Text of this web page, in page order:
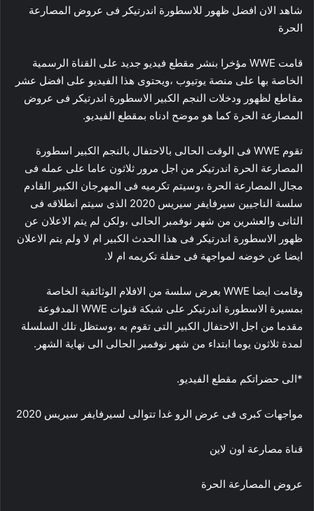
شاهد الان افضل ظهور للاسطورة اندرتيكر فى عروض المصارعة
الحرة
قامت WWE مؤخرا بنشر مقطع فيديو جديد على القناة الرسمية
الخاصة بها على منصة يوتيوب ،ويحتوى هذا الفيديو على افضل عشر
مقاطع لظهور ودخلات النجم الكبير الاسطورة اندرتيكر فى عروض
المصارعة الحرة كما هو موضح ادناه بمقطع الفيديو.
تقوم WWE فى الوقت الحالى بالاحتفال بالنجم الكبير اسطورة
المصارعة الحرة اندرتيكر من اجل مرور ثلاثون عاما على عمله فى
مجال المصارعة الحرة ،وسيتم تكرميه فى المهرجان الكبير القادم
سلسة الناجيين سيرفايفر سيريس 2020 الذى سيتم انطلاقه فى
الثانى والعشرين من شهر نوفمبر الحالى ،ولكن لم يتم الاعلان عن
ظهور الاسطورة اندرتيكر فى هذا الحدث الكبير ام لا ولم يتم الاعلان
ايضا عن خوضه لمواجهة فى حفلة تكريمه ام لا.
وقامت ايضا WWE بعرض سلسة من الافلام الوثائقية الخاصة
بمسيرة الاسطورة اندرتيكر على شبكة قنوات WWE المدفوعة
مقدما من اجل الاحتفال الكبير التى تقوم به ،وستظل تلك السلسلة
لمدة ثلاثون يوما ابتداء من شهر نوفمبر الحالى الى نهاية الشهر.
*الى حضراتكم مقطع الفيديو.
مواجهات كبرى فى عرض الرو غدا تتوالى لسيرفايفر سيريس 2020
قناة مصارعة اون لاين
عروض المصارعة الحرة